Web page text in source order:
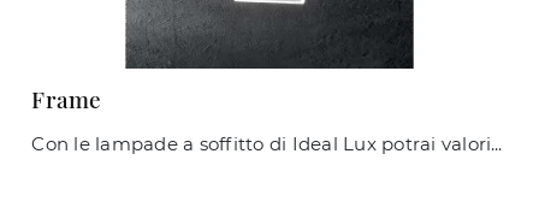
Frame
Con le lampade a soffitto di Ideal Lux potrai valorizzare i tuoi interni: clicca e scopri Frame!